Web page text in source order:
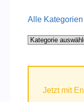
Alle
Alle
Jetzt mit